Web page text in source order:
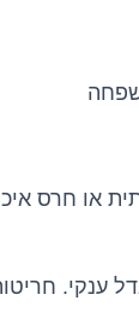
או חרס
ענקי.